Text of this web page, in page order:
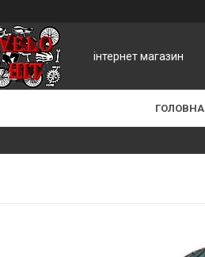
інтернет магазин
ГОЛОВНА